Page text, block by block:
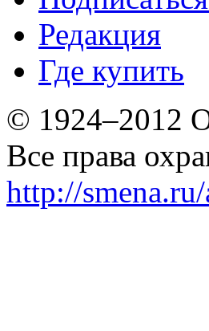
Редакция
Где купить
© 1924–2012
Все права
http://